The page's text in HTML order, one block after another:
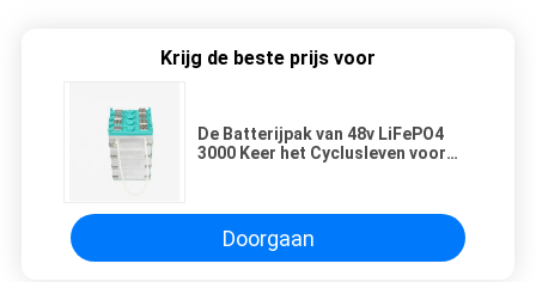
Krijg de beste prijs voor
De Batterijpak van 48v LiFePO4
3000 Keer het Cyclusleven voor
Doorgaan